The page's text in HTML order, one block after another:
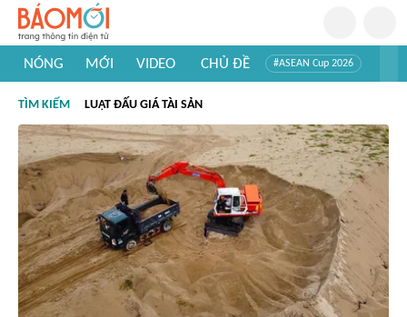
NÓNG MỚI VIDEO CHỦ ĐỀ #ASEAN Cup 2026
#Khám phá thế giới
TÌM KIẾM LUẬT ĐẤU GIÁ TÀI SẢN